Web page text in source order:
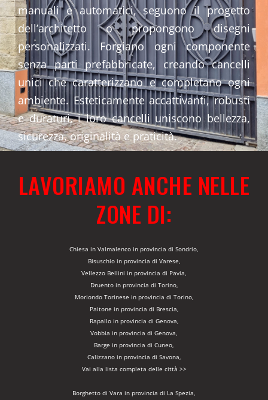
manuali e automatici, seguono il progetto
dell’architetto o propongono disegni
personalizzati. Forgiano ogni componente
senza parti prefabbricate, creando cancelli
unici che caratterizzano e completano ogni
ambiente. Esteticamente accattivanti, robusti
e duraturi, i loro cancelli uniscono bellezza,
sicurezza, originalità e praticità.
LAVORIAMO ANCHE NELLE
ZONE DI:
Chiesa in Valmalenco in provincia di Sondrio,
Bisuschio in provincia di Varese,
Vellezzo Bellini in provincia di Pavia,
Druento in provincia di Torino,
Moriondo Torinese in provincia di Torino,
Paitone in provincia di Brescia,
Rapallo in provincia di Genova,
Vobbia in provincia di Genova,
Barge in provincia di Cuneo,
Calizzano in provincia di Savona,
Vai alla lista completa delle città >>
Borghetto di Vara in provincia di La Spezia,